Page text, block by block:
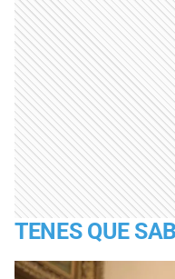
TENES QUE